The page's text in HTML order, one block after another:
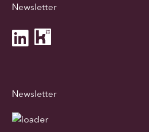
Newsletter
Newsletter